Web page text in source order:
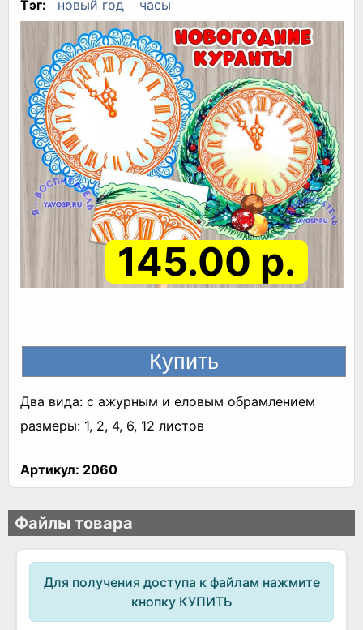
Тэг:
новый год часы
145.00 р.
Два вида: с ажурным и еловым обрамлением
размеры: 1, 2, 4, 6, 12 листов
Артикул: 2060
Файлы товара
Для получения доступа к файлам нажмите
кнопку КУПИТЬ